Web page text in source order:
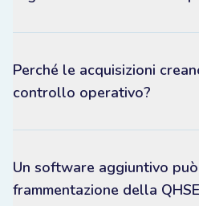
Perché le acquisizioni
controllo operativo?
Un software aggiuntivo
frammentazione della